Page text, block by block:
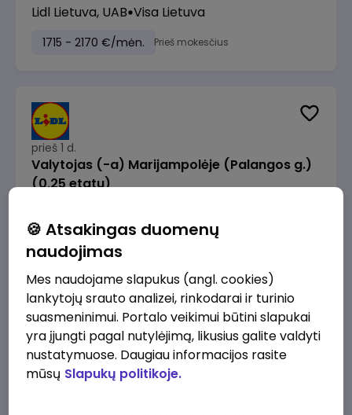
Lidl Lietuva, UAB Visa Lietuva
1715 - 2170 €/mėn. Prieš mokesčius
prieš 1 d.
Valytojas (-a) Marijampolėje (Palangos g.)
(0,25 etatu)
289 - 337 €/mėn. Prieš mokesčius
prieš 1 d.
Talent Development Project Manager (fixed
term - 1.5 years)
🍪 Atsakingas duomenų
naudojimas
Mes naudojame slapukus (angl. cookies)
lankytojų srauto analizei, rinkodarai ir turinio
suasmeninimui. Portalo veikimui būtini slapukai
yra įjungti pagal nutylėjimą, likusius galite valdyti
nustatymuose. Daugiau informacijos rasite
mūsų Slapukų politikoje.